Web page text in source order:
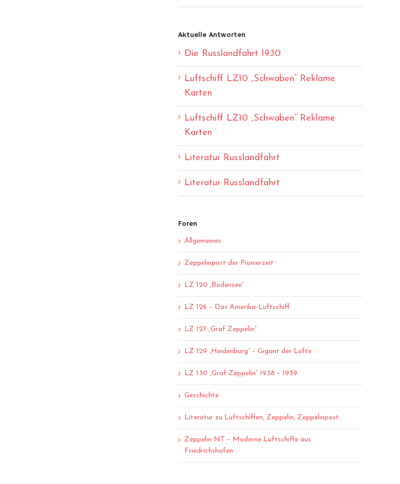
Aktuelle Antworten
Die Russlandfahrt 1930
Luftschiff LZ10 „Schwaben“ Reklame
Karten
Luftschiff LZ10 „Schwaben“ Reklame
Karten
Literatur Russlandfahrt
Literatur Russlandfahrt
Foren
Allgemeines
Zeppelinpost der Pionierzeit
LZ 120 „Bodensee“
LZ 126 – Das Amerika-Luftschiff
LZ 127 „Graf Zeppelin“
LZ 129 „Hindenburg“ – Gigant der Lüfte
LZ 130 „Graf Zeppelin“ 1938 – 1939
Geschichte
Literatur zu Luftschiffen, Zeppelin, Zeppelinpost
Zeppelin NT – Moderne Luftschiffe aus
Friedrichshafen